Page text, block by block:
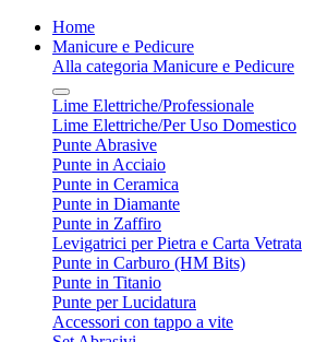
Home
Manicure e Pedicure
Alla categoria Manicure e Pedicure
Lime Elettriche/Professionale
Lime Elettriche/Per Uso Domestico
Punte Abrasive
Punte in Acciaio
Punte in Ceramica
Punte in Diamante
Punte in Zaffiro
Levigatrici per Pietra e Carta Vetrata
Punte in Carburo (HM Bits)
Punte in Titanio
Punte per Lucidatura
Accessori con tappo a vite